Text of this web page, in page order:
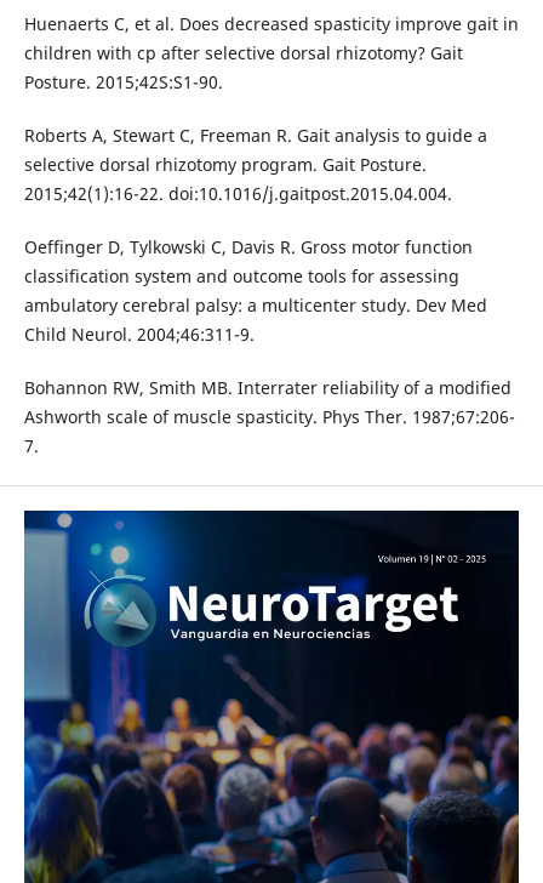
Huenaerts C, et al. Does decreased spasticity improve gait in
children with cp after selective dorsal rhizotomy? Gait
Posture. 2015;42S:S1-90.
Roberts A, Stewart C, Freeman R. Gait analysis to guide a
selective dorsal rhizotomy program. Gait Posture.
2015;42(1):16-22. doi:10.1016/j.gaitpost.2015.04.004.
Oeffinger D, Tylkowski C, Davis R. Gross motor function
classification system and outcome tools for assessing
ambulatory cerebral palsy: a multicenter study. Dev Med
Child Neurol. 2004;46:311-9.
Bohannon RW, Smith MB. Interrater reliability of a modified
Ashworth scale of muscle spasticity. Phys Ther. 1987;67:206-
7.